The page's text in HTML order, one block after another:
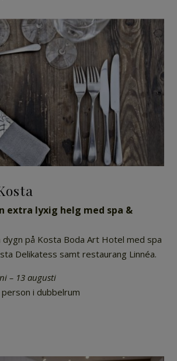
extra lyxig helg med spa &
dygn på Kosta Boda Art Hotel med spa
Delikatess samt restaurang Linnéa.
– 13 augusti
i dubbelrum